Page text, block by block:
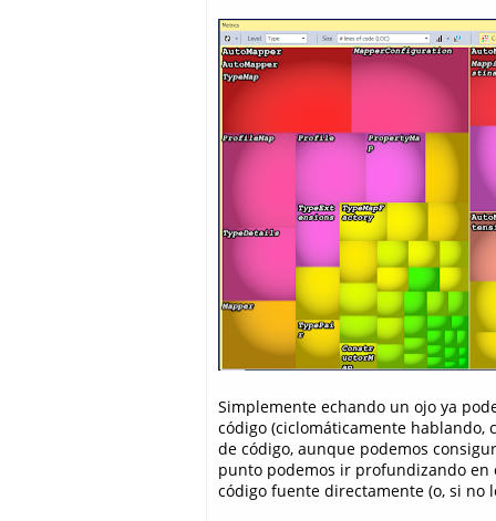
Simplemente echando un ojo ya
código (ciclomáticamente hablando,
de código, aunque podemos
punto podemos ir profundizando en
código fuente directamente (o, si